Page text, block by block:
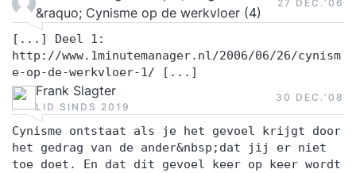
&raquo; Cynisme op de werkvloer (4)
27 DEC.‘06
[...] Deel 1:
http://www.1minutemanager.nl/2006/06/26/cynism
e-op-de-werkvloer-1/ [...]
Frank Slagter
LID SINDS 2019
30 DEC.‘08
Cynisme ontstaat als je het gevoel krijgt door
het gedrag van de ander&nbsp;dat jij er niet
toe doet. En dat dit gevoel keer op keer wordt